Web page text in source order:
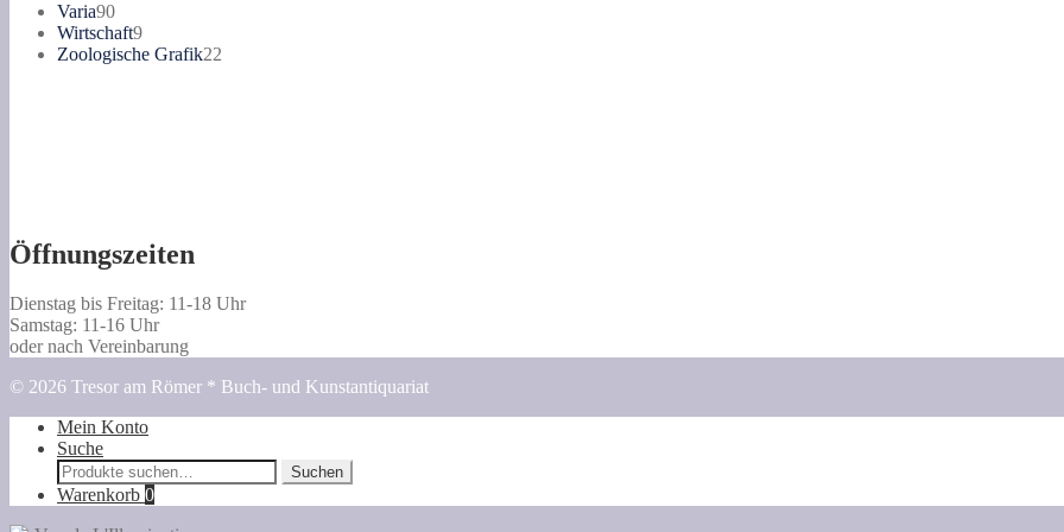
Haus
spanischen
Varia9090
Produkte
Wirtschaft99
Produkte
Zoologische Grafik22
Öffnungszeiten
Dienstag bis Freitag: 11-18 Uhr
Samstag: 11-16 Uhr
oder nach Vereinbarung
© 2026 Tresor am Römer * Buch- und Kunstantiquariat
Mein Konto
Suche
Suche
nach:
Suchen
Warenkorb 0